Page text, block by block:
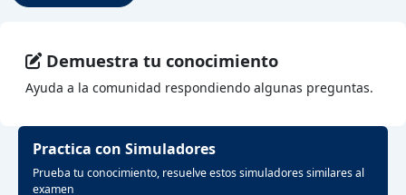
Demuestra tu conocimiento
Ayuda a la comunidad respondiendo algunas preguntas.
Practica con Simuladores
Prueba tu conocimiento, resuelve estos simuladores similares al
examen